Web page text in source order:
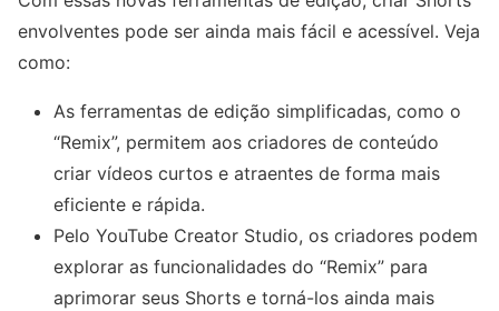
envolventes pode ser ainda mais fácil e acessível. Veja
como:
As ferramentas de edição simplificadas, como o
“Remix”, permitem aos criadores de conteúdo
criar vídeos curtos e atraentes de forma mais
eficiente e rápida.
Pelo YouTube Creator Studio, os criadores podem
explorar as funcionalidades do “Remix” para
aprimorar seus Shorts e torná-los ainda mais